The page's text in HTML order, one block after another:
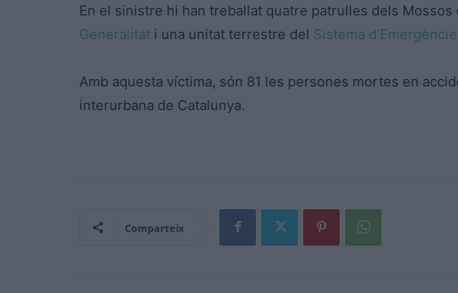
En el sinistre hi han treballat quatre patrulles dels Mossos
Generalitat i una unitat terrestre del Sistema
Amb aquesta víctima, són 81 les persones mortes en
interurbana de Catalunya.
Comparteix